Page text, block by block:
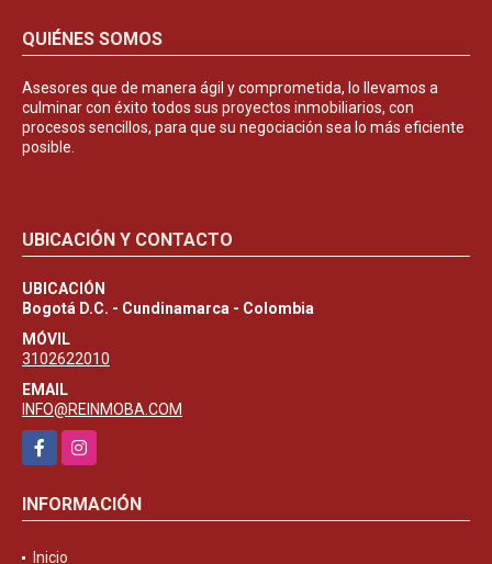
QUIÉNES SOMOS
Asesores que de manera ágil y comprometida, lo llevamos a
culminar con éxito todos sus proyectos inmobiliarios, con
procesos sencillos, para que su negociación sea lo más eficiente
posible.
UBICACIÓN Y CONTACTO
UBICACIÓN
Bogotá D.C. - Cundinamarca - Colombia
MÓVIL
3102622010
EMAIL
INFO@REINMOBA.COM
FacebookInstagram
INFORMACIÓN
Inicio